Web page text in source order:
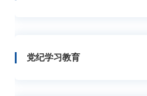
党纪学习教育